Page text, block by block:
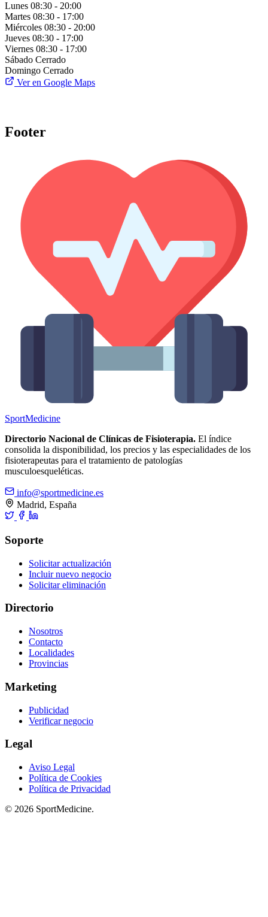
Lunes 08:30 - 20:00
Martes 08:30 - 17:00
Miércoles 08:30 - 20:00
Jueves 08:30 - 17:00
Viernes 08:30 - 17:00
Sábado Cerrado
Domingo Cerrado
Ver en Google Maps
Footer
SportMedicine
Directorio Nacional de Clínicas de Fisioterapia. El índice
consolida la disponibilidad, los precios y las especialidades de los
fisioterapeutas para el tratamiento de patologías
musculoesqueléticas.
info@sportmedicine.es
Madrid, España
Soporte
Solicitar actualización
Incluir nuevo negocio
Solicitar eliminación
Directorio
Nosotros
Contacto
Localidades
Provincias
Marketing
Publicidad
Verificar negocio
Legal
Aviso Legal
Política de Cookies
Política de Privacidad
© 2026 SportMedicine.